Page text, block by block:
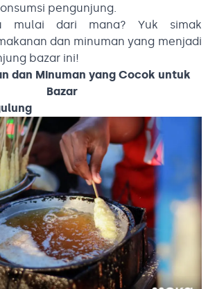
pengunjung.
mulai dari mana? Yuk simak
dan minuman yang menjadi
bazar ini!
dan Minuman yang Cocok untuk
Bazar